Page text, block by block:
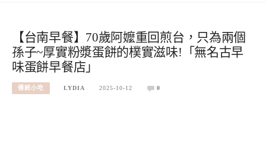
【台南早餐】70歲阿嬤重回煎台，只為兩個
孫子~厚實粉漿蛋餅的樸實滋味!「無名古早
味蛋餅早餐店」
傳統小吃 LYDIA 2025-10-12 0